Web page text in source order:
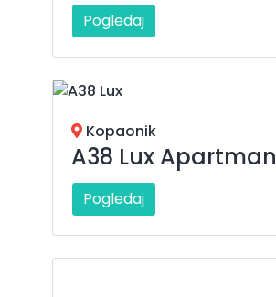
Pogledaj
Kopaonik
A38 Lux Apartman
Pogledaj